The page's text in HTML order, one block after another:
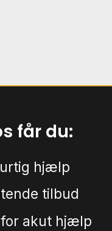
får du:
hjælp
tilbud
akut hjælp